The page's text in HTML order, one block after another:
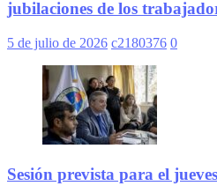
jubilaciones de los
5 de julio de 2026 c2180376 0
Sesión prevista para el